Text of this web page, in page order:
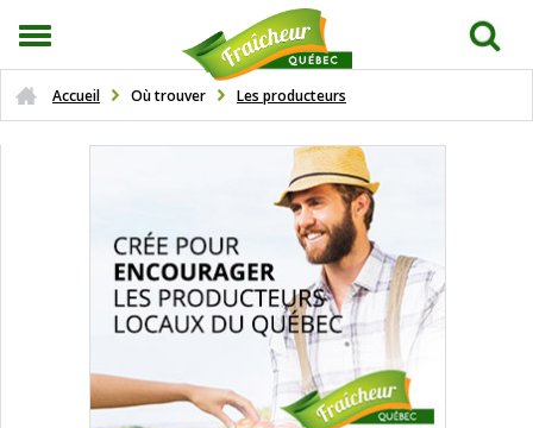
Accueil Où trouver Les producteurs